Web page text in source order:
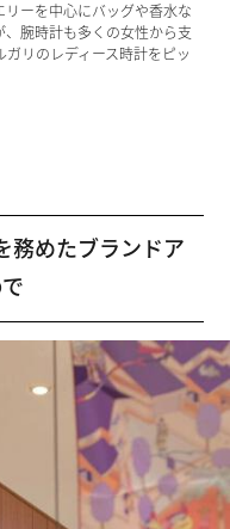
ーを中心にバッグや香水な
、腕時計も多くの女性から支
リのレディース時計をピッ
務めたブランドア